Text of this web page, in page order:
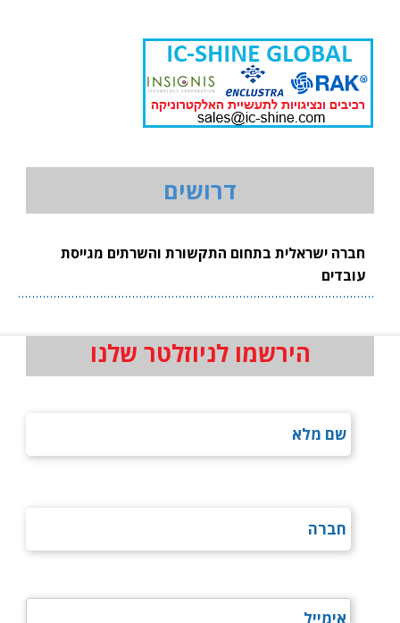
דרושים
חברה ישראלית בתחום התקשורת והשרתים מגייסת
עובדים
הירשמו לניוזלטר שלנו